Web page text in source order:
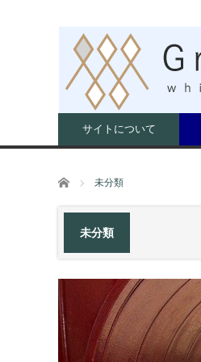
サイトについて
ホーム 未分類
未分類